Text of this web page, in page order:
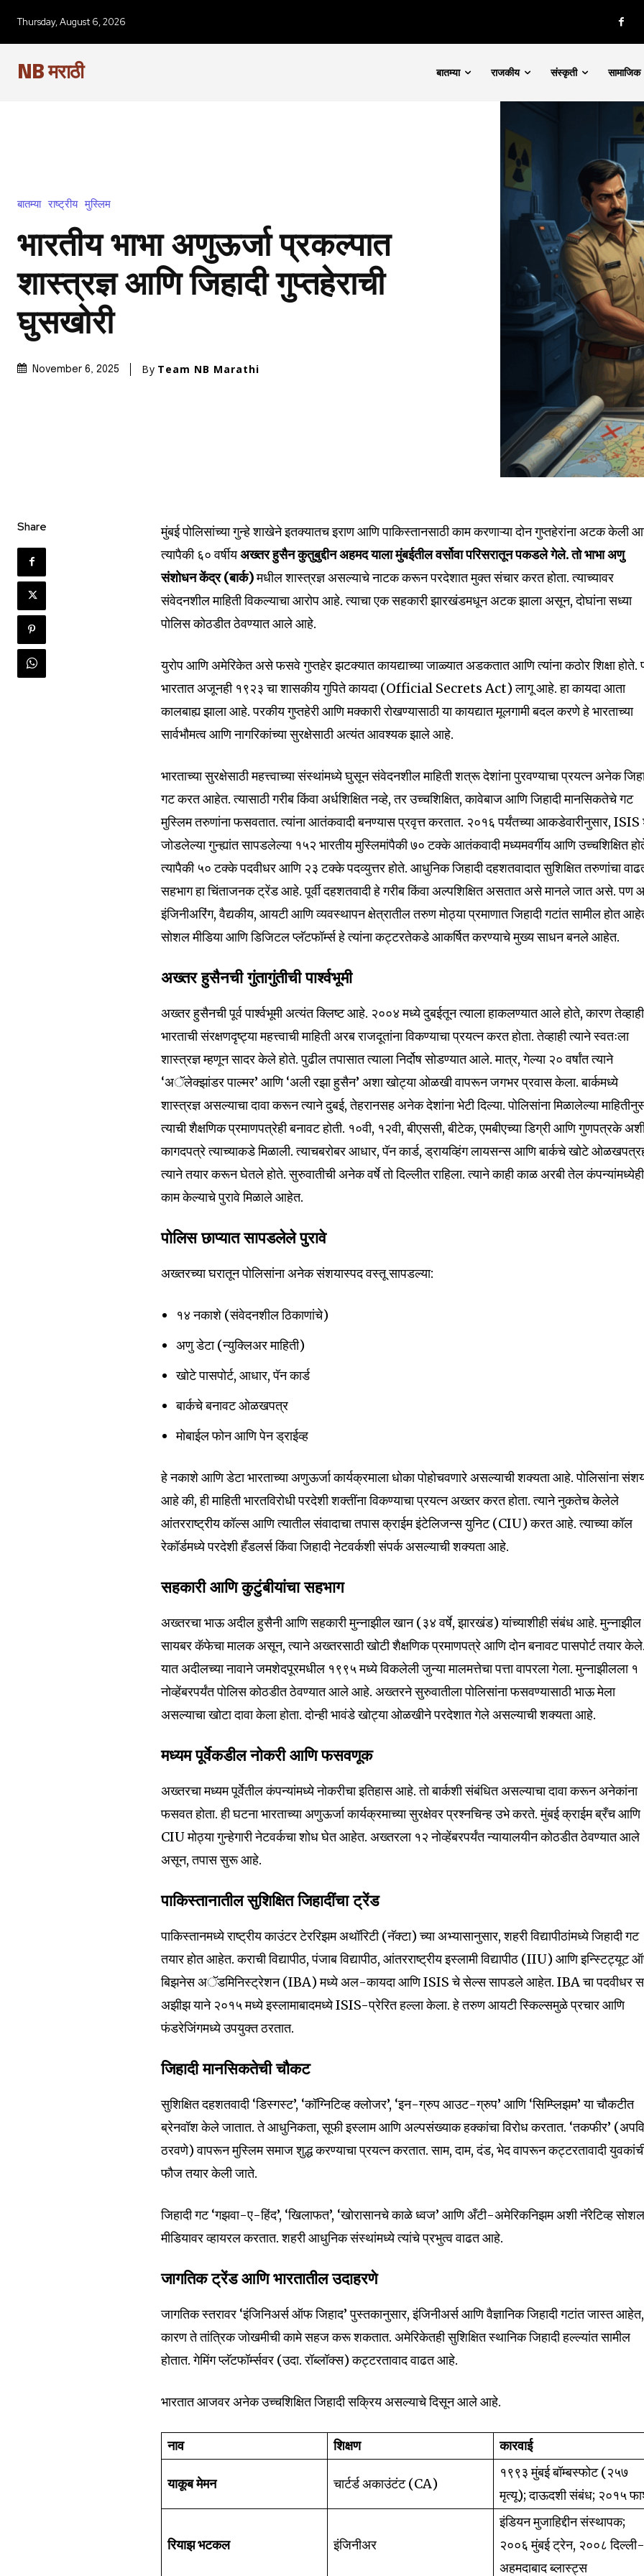
Join our community of
SUBSCRIBERS and be part
of the conversation.
To subscribe, simply enter your email address on our website or click
won't spam your inbox. Your information is safe with us.
6,300
Thursday, August 6, 2026
NB मराठी बातम्या राजकीय संस्कृती सामाजिक
बातम्या राष्ट्रीय मुस्लिम
भारतीय भाभा अणुऊर्जा प्रकल्पात
शास्त्रज्ञ आणि जिहादी गुप्तहेराची
घुसखोरी
November 6, 2025 By Team NB Marathi
Share
मुंबई पोलिसांच्या गुन्हे शाखेने इतक्यातच इराण आणि पाकिस्तानसाठी काम करणाऱ्या दोन गुप्तहेरांना अटक केली
त्यापैकी ६० वर्षीयअख्तर हुसैन कुतुबुद्दीन अहमद याला मुंबईतील वर्सोवा परिसरातून पकडले गेले. तो भाभा अणु
संशोधन केंद्र (बार्क)मधील शास्त्रज्ञ असल्याचे नाटक करून परदेशात मुक्त संचार करत होता. त्याच्यावर
संवेदनशील माहिती विकल्याचा आरोप आहे. त्याचा एक सहकारी झारखंडमधून अटक झाला असून, दोघांना सध्या
पोलिस कोठडीत ठेवण्यात आले आहे.
युरोप आणि अमेरिकेत असे फसवे गुप्तहेर झटक्यात कायद्याच्या जाळ्यात अडकतात आणि त्यांना कठोर शिक्षा होते.
भारतात अजूनही १९२३ चा शासकीय गुपिते कायदा (Official Secrets Act) लागू आहे. हा कायदा आता
कालबाह्य झाला आहे. परकीय गुप्तहेरी आणि मक्कारी रोखण्यासाठी या कायद्यात मूलगामी बदल करणे हे भारताच्या
सार्वभौमत्व आणि नागरिकांच्या सुरक्षेसाठी अत्यंत आवश्यक झाले आहे.
भारताच्या सुरक्षेसाठी महत्त्वाच्या संस्थांमध्ये घुसून संवेदनशील माहिती शत्रू देशांना पुरवण्याचा प्रयत्न अनेक
गट करत आहेत. त्यासाठी गरीब किंवा अर्धशिक्षित नव्हे, तर उच्चशिक्षित, कावेबाज आणि जिहादी मानसिकतेचे गट
मुस्लिम तरुणांना फसवतात. त्यांना आतंकवादी बनण्यास प्रवृत्त करतात. २०१६ पर्यंतच्या आकडेवारीनुसार, ISIS
जोडलेल्या गुन्ह्यांत सापडलेल्या १५२ भारतीय मुस्लिमांपैकी ७० टक्के आतंकवादी मध्यमवर्गीय आणि उच्चशिक्षित
त्यापैकी ५० टक्के पदवीधर आणि २३ टक्के पदव्युत्तर होते. आधुनिक जिहादी दहशतवादात सुशिक्षित तरुणांचा
सहभाग हा चिंताजनक ट्रेंड आहे. पूर्वी दहशतवादी हे गरीब किंवा अल्पशिक्षित असतात असे मानले जात असे. पण
इंजिनीअरिंग, वैद्यकीय, आयटी आणि व्यवस्थापन क्षेत्रातील तरुण मोठ्या प्रमाणात जिहादी गटांत सामील होत
सोशल मीडिया आणि डिजिटल प्लॅटफॉर्म्स हे त्यांना कट्टरतेकडे आकर्षित करण्याचे मुख्य साधन बनले आहेत.
अख्तर हुसैनची गुंतागुंतीची पार्श्वभूमी
अख्तर हुसैनची पूर्व पार्श्वभूमी अत्यंत क्लिष्ट आहे. २००४ मध्ये दुबईतून त्याला हाकलण्यात आले होते, कारण
भारताची संरक्षणदृष्ट्या महत्त्वाची माहिती अरब राजदूतांना विकण्याचा प्रयत्न करत होता. तेव्हाही त्याने स्वतःला
शास्त्रज्ञ म्हणून सादर केले होते. पुढील तपासात त्याला निर्दोष सोडण्यात आले. मात्र, गेल्या २० वर्षांत त्याने
‘अॅलेक्झांडर पाल्मर’ आणि ‘अली रझा हुसैन’ अशा खोट्या ओळखी वापरून जगभर प्रवास केला. बार्कमध्ये
शास्त्रज्ञ असल्याचा दावा करून त्याने दुबई, तेहरानसह अनेक देशांना भेटी दिल्या. पोलिसांना मिळालेल्या
त्याची शैक्षणिक प्रमाणपत्रेही बनावट होती. १०वी, १२वी, बीएससी, बीटेक, एमबीएच्या डिग्री आणि गुणपत्रके
कागदपत्रे त्याच्याकडे मिळाली. त्याचबरोबर आधार, पॅन कार्ड, ड्रायव्हिंग लायसन्स आणि बार्कचे खोटे
त्याने तयार करून घेतले होते. सुरुवातीची अनेक वर्षे तो दिल्लीत राहिला. त्याने काही काळ अरबी तेल कंपन्यांमध्येही
काम केल्याचे पुरावे मिळाले आहेत.
पोलिस छाप्यात सापडलेले पुरावे
अख्तरच्या घरातून पोलिसांना अनेक संशयास्पद वस्तू सापडल्या:
१४ नकाशे (संवेदनशील ठिकाणांचे)
अणु डेटा (न्युक्लिअर माहिती)
खोटे पासपोर्ट, आधार, पॅन कार्ड
बार्कचे बनावट ओळखपत्र
मोबाईल फोन आणि पेन ड्राईव्ह
हे नकाशे आणि डेटा भारताच्या अणुऊर्जा कार्यक्रमाला धोका पोहोचवणारे असल्याची शक्यता आहे. पोलिसांना
आहे की, ही माहिती भारतविरोधी परदेशी शक्तींना विकण्याचा प्रयत्न अख्तर करत होता. त्याने नुकतेच केलेले
आंतरराष्ट्रीय कॉल्स आणि त्यातील संवादाचा तपास क्राईम इंटेलिजन्स युनिट (CIU) करत आहे. त्याच्या कॉल
रेकॉर्डमध्ये परदेशी हँडलर्स किंवा जिहादी नेटवर्कशी संपर्क असल्याची शक्यता आहे.
सहकारी आणि कुटुंबीयांचा सहभाग
अख्तरचा भाऊ अदील हुसैनी आणि सहकारी मुन्नाझील खान (३४ वर्षे, झारखंड) यांच्याशीही संबंध आहे. मुन्नाझील
सायबर कॅफेचा मालक असून, त्याने अख्तरसाठी खोटी शैक्षणिक प्रमाणपत्रे आणि दोन बनावट पासपोर्ट तयार
यात अदीलच्या नावाने जमशेदपूरमधील १९९५ मध्ये विकलेली जुन्या मालमत्तेचा पत्ता वापरला गेला. मुन्नाझीलला १
नोव्हेंबरपर्यंत पोलिस कोठडीत ठेवण्यात आले आहे. अख्तरने सुरुवातीला पोलिसांना फसवण्यासाठी भाऊ मेला
असल्याचा खोटा दावा केला होता. दोन्ही भावंडे खोट्या ओळखीने परदेशात गेले असल्याची शक्यता आहे.
मध्यम पूर्वेकडील नोकरी आणि फसवणूक
अख्तरचा मध्यम पूर्वेतील कंपन्यांमध्ये नोकरीचा इतिहास आहे. तो बार्कशी संबंधित असल्याचा दावा करून अनेकांना
फसवत होता. ही घटना भारताच्या अणुऊर्जा कार्यक्रमाच्या सुरक्षेवर प्रश्नचिन्ह उभे करते. मुंबई क्राईम ब्रँच आणि
CIU मोठ्या गुन्हेगारी नेटवर्कचा शोध घेत आहेत. अख्तरला १२ नोव्हेंबरपर्यंत न्यायालयीन कोठडीत ठेवण्यात आले
असून, तपास सुरू आहे.
पाकिस्तानातील सुशिक्षित जिहादींचा ट्रेंड
पाकिस्तानमध्ये राष्ट्रीय काउंटर टेररिझम अथॉरिटी (नॅक्टा) च्या अभ्यासानुसार, शहरी विद्यापीठांमध्ये जिहादी गट
तयार होत आहेत. कराची विद्यापीठ, पंजाब विद्यापीठ, आंतरराष्ट्रीय इस्लामी विद्यापीठ (IIU) आणि इन्स्टिट्यूट
बिझनेस अॅडमिनिस्ट्रेशन (IBA) मध्ये अल-कायदा आणि ISIS चे सेल्स सापडले आहेत. IBA चा पदवीधर
अझीझ याने २०१५ मध्ये इस्लामाबादमध्ये ISIS-प्रेरित हल्ला केला. हे तरुण आयटी स्किल्समुळे प्रचार आणि
फंडरेजिंगमध्ये उपयुक्त ठरतात.
जिहादी मानसिकतेची चौकट
सुशिक्षित दहशतवादी ‘डिस्गस्ट’, ‘कॉग्निटिव्ह क्लोजर’, ‘इन-ग्रुप आउट-ग्रुप’ आणि ‘सिम्प्लिझम’ या चौकटीत
ब्रेनवॉश केले जातात. ते आधुनिकता, सूफी इस्लाम आणि अल्पसंख्याक हक्कांचा विरोध करतात. ‘तकफीर’
ठरवणे) वापरून मुस्लिम समाज शुद्ध करण्याचा प्रयत्न करतात. साम, दाम, दंड, भेद वापरून कट्टरतावादी
फौज तयार केली जाते.
जिहादी गट ‘गझवा-ए-हिंद’, ‘खिलाफत’, ‘खोरासानचे काळे ध्वज’ आणि अँटी-अमेरिकनिझम अशी नॅरेटिव्ह
मीडियावर व्हायरल करतात. शहरी आधुनिक संस्थांमध्ये त्यांचे प्रभुत्व वाढत आहे.
जागतिक ट्रेंड आणि भारतातील उदाहरणे
जागतिक स्तरावर ‘इंजिनिअर्स ऑफ जिहाद’ पुस्तकानुसार, इंजिनीअर्स आणि वैज्ञानिक जिहादी गटांत जास्त आहेत,
कारण ते तांत्रिक जोखमीची कामे सहज करू शकतात. अमेरिकेतही सुशिक्षित स्थानिक जिहादी हल्ल्यांत सामील
होतात. गेमिंग प्लॅटफॉर्म्सवर (उदा. रॉब्लॉक्स) कट्टरतावाद वाढत आहे.
भारतात आजवर अनेक उच्चशिक्षित जिहादी सक्रिय असल्याचे दिसून आले आहे.
नाव शिक्षण कारवाई
याकूब मेमन चार्टर्ड अकाउंटंट (CA)
१९९३ मुंबई बॉम्बस्फोट (२५७
मृत्यू); दाऊदशी संबंध; २०१५
रियाझ भटकल इंजिनीअर
इंडियन मुजाहिद्दीन संस्थापक;
२००६ मुंबई ट्रेन, २००८
अहमदाबाद ब्लास्ट्स